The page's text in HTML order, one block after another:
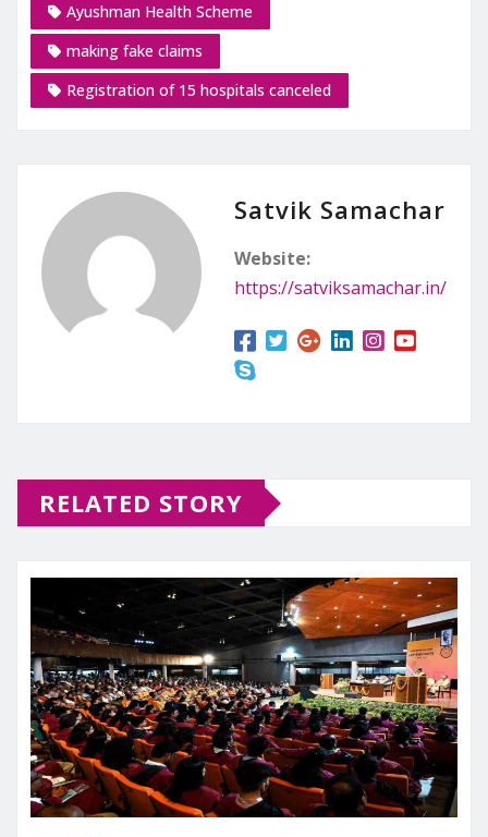
Ayushman Health Scheme
making fake claims
Registration of 15 hospitals canceled
Satvik Samachar
Website:
https://satviksamachar.in/
RELATED STORY